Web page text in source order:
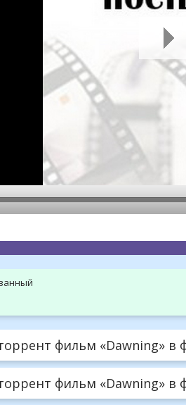
фильм «Dawning» в
фильм «Dawning» в